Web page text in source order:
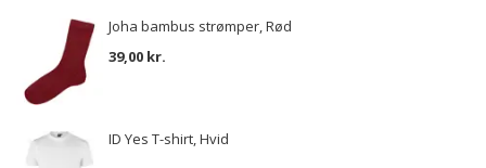
Joha bambus strømper, Rød
39,00 kr.
ID Yes T-shirt, Hvid